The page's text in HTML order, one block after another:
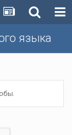
языка